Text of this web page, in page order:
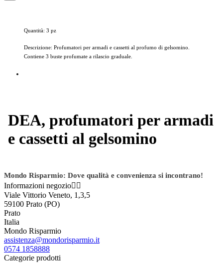
Quantità: 3 pz
Descrizione: Profumatori per armadi e cassetti al profumo di gelsomino.
Contiene 3 buste profumate a rilascio graduale.
DEA, profumatori per armadi
e cassetti al gelsomino
Mondo Risparmio: Dove qualità e convenienza si incontrano!
Informazioni negozio 
Viale Vittorio Veneto, 1,3,5
59100 Prato (PO)
Prato
Italia
Mondo Risparmio
assistenza@mondorisparmio.it
0574 1858888
Categorie prodotti